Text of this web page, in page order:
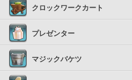
クロックワークカート
プレゼンター
マジックバケツ